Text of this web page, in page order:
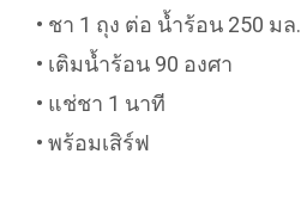
• ชา 1 ถุง ต่อ น้ำร้อน 250 มล.
• เติมน้ำร้อน 90 องศา
• แช่ชา 1 นาที
• พร้อมเสิร์ฟ